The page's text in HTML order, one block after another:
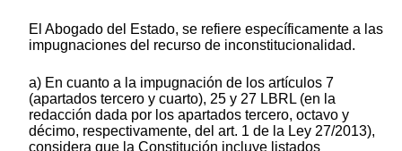
El Abogado del Estado, se refiere específicamente a las
impugnaciones del recurso de inconstitucionalidad.
a) En cuanto a la impugnación de los artículos 7
(apartados tercero y cuarto), 25 y 27 LBRL (en la
redacción dada por los apartados tercero, octavo y
décimo, respectivamente, del art. 1 de la Ley 27/2013),
considera que la Constitución incluye listados